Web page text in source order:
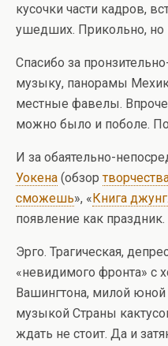
кусочки части кадров,
ушедших. Прикольно, но
Спасибо за
музыку, панорамы
местные фавелы.
можно было и поболе.
И за обаятельно-
Уокена (обзор
сможешь», « Книга
появление как праздник.
Эрго. Трагическая,
«невидимого фронта» с
Вашингтона, милой
музыкой Страны
ждать не стоит. Да и